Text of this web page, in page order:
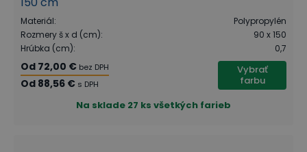
Materiál:
Polypropylén
Rozmery š x d (cm):
90 x 150
Hrúbka (cm): 0,7
Od 72,00 € bez DPH
Od 88,56 € s DPH
Vybrať
farbu
Na sklade 27 ks všetkých farieb